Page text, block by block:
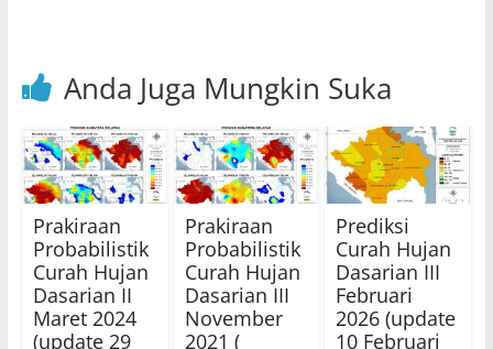
Anda Juga Mungkin Suka
Prakiraan
Probabilistik
Curah Hujan
Dasarian II
Maret 2024
(update 29
Prakiraan
Probabilistik
Curah Hujan
Dasarian III
November
2021 (
Prediksi
Curah Hujan
Dasarian III
Februari
2026 (update
10 Februari